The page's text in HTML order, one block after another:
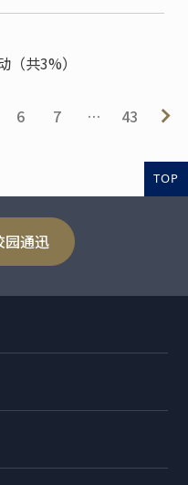
共3%）
6 7 … 43
TOP
园通迅